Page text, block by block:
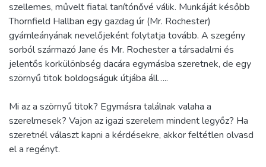
szellemes, művelt fiatal tanítónővé válik. Munkáját később
Thornfield Hallban egy gazdag úr (Mr. Rochester)
gyámleányának nevelőjeként folytatja tovább. A szegény
sorból származó Jane és Mr. Rochester a társadalmi és
jelentős korkülönbség dacára egymásba szeretnek, de egy
szörnyű titok boldogságuk útjába áll…..
Mi az a szörnyű titok? Egymásra találnak valaha a
szerelmesek? Vajon az igazi szerelem mindent legyőz? Ha
szeretnél választ kapni a kérdésekre, akkor feltétlen olvasd
el a regényt.